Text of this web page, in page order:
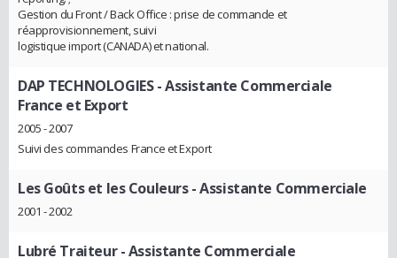
Gestion du Front / Back Office : prise de commande et
réapprovisionnement, suivi
logistique import (CANADA) et national.
DAP TECHNOLOGIES- Assistante Commerciale
France et Export
2005 - 2007
Suivi des commandes France et Export
Les Goûts et les Couleurs- Assistante Commerciale
2001 - 2002
Lubré Traiteur- Assistante Commerciale